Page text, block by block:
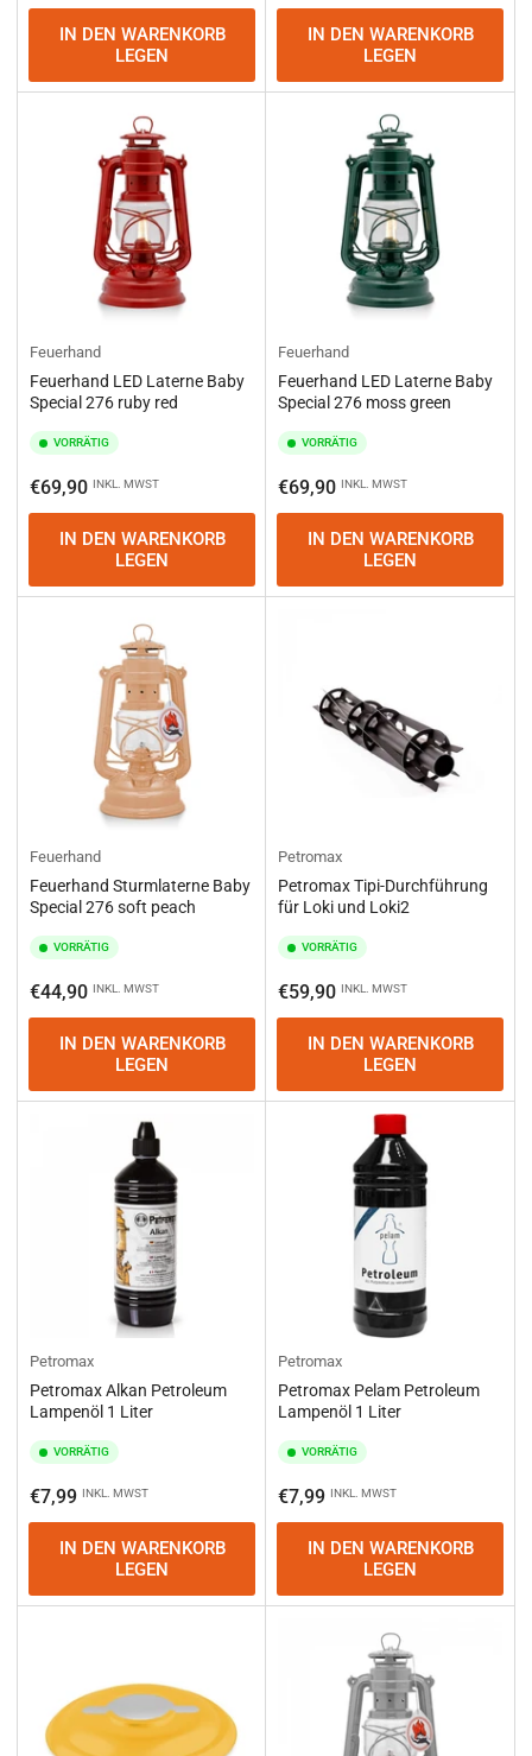
Preis
IN DEN WARENKORB
LEGEN
Preis
IN DEN WARENKORB
LEGEN
Feuerhand
Feuerhand LED Laterne Baby
Special 276 ruby red
VORRÄTIG
Normaler
Preis
€69,90 INKL. MWST
IN DEN WARENKORB
LEGEN
Feuerhand
Feuerhand LED Laterne Baby
Special 276 moss green
VORRÄTIG
Normaler
Preis
€69,90 INKL. MWST
IN DEN WARENKORB
LEGEN
Feuerhand
Feuerhand Sturmlaterne Baby
Special 276 soft peach
VORRÄTIG
Normaler
Preis
€44,90 INKL. MWST
IN DEN WARENKORB
LEGEN
Petromax
Petromax Tipi-Durchführung
für Loki und Loki2
VORRÄTIG
Normaler
Preis
€59,90 INKL. MWST
IN DEN WARENKORB
LEGEN
Petromax
Petromax Alkan Petroleum
Lampenöl 1 Liter
VORRÄTIG
Normaler
Preis
€7,99 INKL. MWST
IN DEN WARENKORB
LEGEN
Petromax
Petromax Pelam Petroleum
Lampenöl 1 Liter
VORRÄTIG
Normaler
Preis
€7,99 INKL. MWST
IN DEN WARENKORB
LEGEN